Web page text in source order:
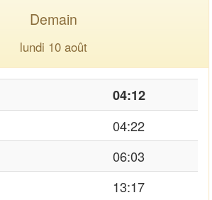
Demain
lundi 10 août
04:12
04:22
06:03
13:17